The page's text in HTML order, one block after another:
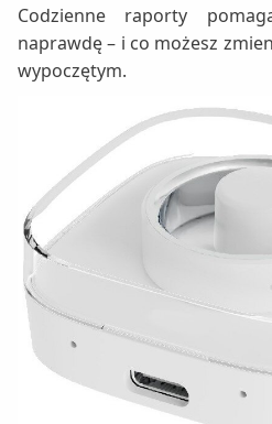
Codzienne raporty
naprawdę – i co możesz
wypoczętym.